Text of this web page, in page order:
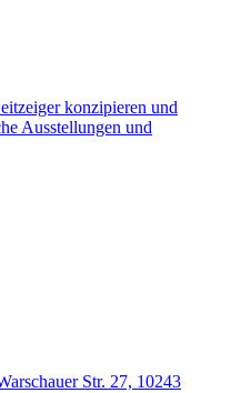
konzipieren und
Ausstellungen und